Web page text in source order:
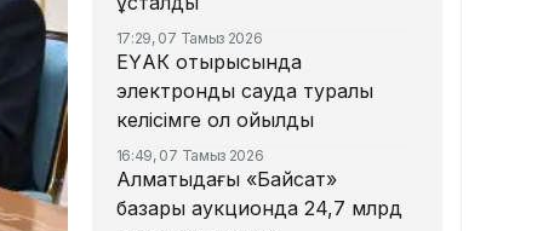
17:29, 07 Тамыз 2026
ЕҮАК отырысында
электрондық сауда туралы
келісімге қол қойылды
16:49, 07 Тамыз 2026
Алматыдағы «Байсат»
базары аукционда 24,7 млрд